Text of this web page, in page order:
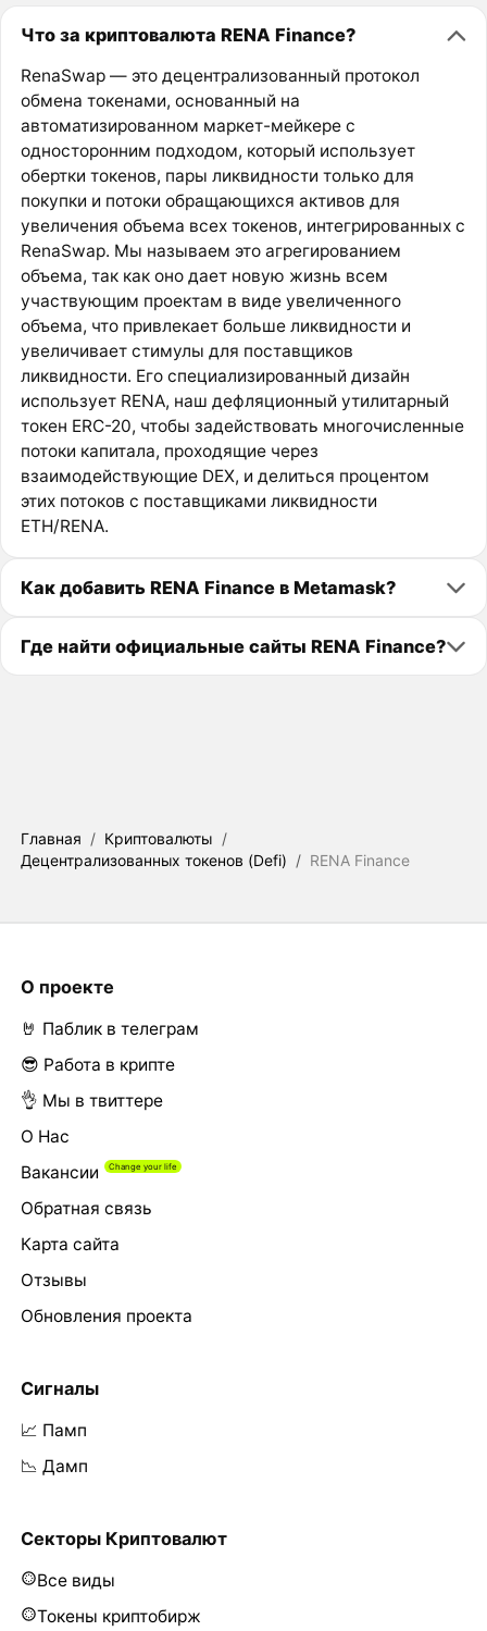
Что за криптовалюта RENA Finance?
RenaSwap — это децентрализованный протокол
обмена токенами, основанный на
автоматизированном маркет-мейкере с
односторонним подходом, который использует
обертки токенов, пары ликвидности только для
покупки и потоки обращающихся активов для
увеличения объема всех токенов, интегрированных с
RenaSwap. Мы называем это агрегированием
объема, так как оно дает новую жизнь всем
участвующим проектам в виде увеличенного
объема, что привлекает больше ликвидности и
увеличивает стимулы для поставщиков
ликвидности. Его специализированный дизайн
использует RENA, наш дефляционный утилитарный
токен ERC-20, чтобы задействовать многочисленные
потоки капитала, проходящие через
взаимодействующие DEX, и делиться процентом
этих потоков с поставщиками ликвидности
ETH/RENA.
Как добавить RENA Finance в Metamask?
Где найти официальные сайты RENA Finance?
Главная / Криптовалюты /
Децентрализованных токенов (Defi) / RENA Finance
О проекте
🤘 Паблик в телеграм
😎 Работа в крипте
👌 Мы в твиттере
О Нас
Вакансии
Обратная связь
Карта сайта
Отзывы
Обновления проекта
Сигналы
📈 Памп
📉 Дамп
Секторы Криптовалют
Все виды
Токены криптобирж